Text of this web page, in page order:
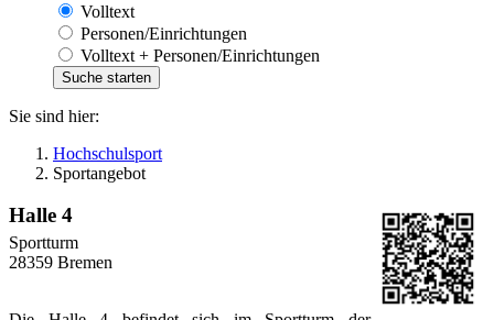
Volltext
Personen/Einrichtungen
Volltext + Personen/Einrichtungen
Sie sind hier:
Hochschulsport
Sportangebot
Halle 4
Sportturm
28359 Bremen